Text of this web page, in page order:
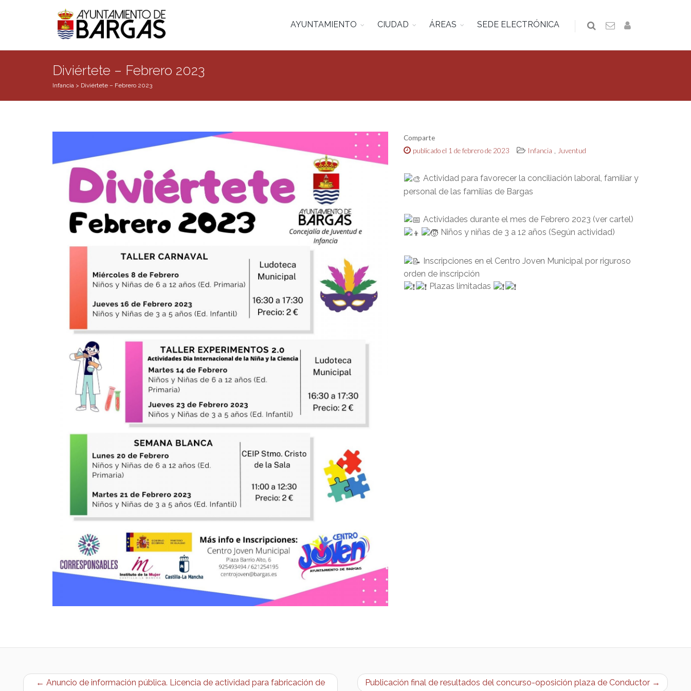
AYUNTAMIENTO CIUDAD ÁREAS SEDE ELECTRÓNICA
Diviértete – Febrero 2023
Infancia > Diviértete – Febrero 2023
Comparte
publicado el 1 de febrero de 2023
Infancia , Juventud
Actividad para favorecer la conciliación laboral, familiar y
personal de las familias de Bargas
Actividades durante el mes de Febrero 2023 (ver cartel)
Niños y niñas de 3 a 12 años (Según actividad)
Inscripciones en el Centro Joven Municipal por riguroso
orden de inscripción
Plazas limitadas
← Anuncio de información pública. Licencia de actividad para fabricación de
Publicación final de resultados del concurso-oposición plaza de Conductor →